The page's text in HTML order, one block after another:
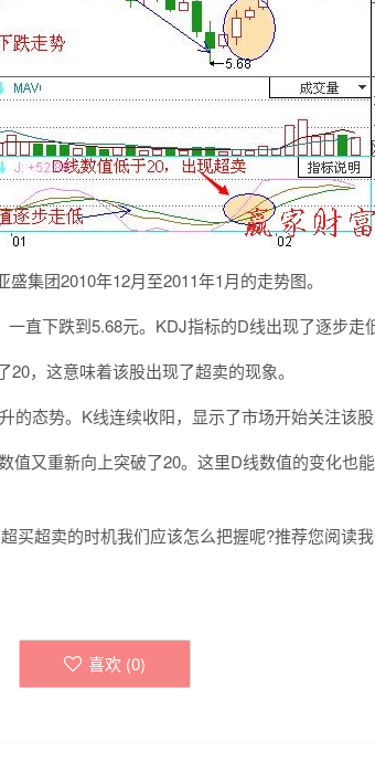
集团2010年12月至2011年1月的走势图。
下跌到5.68元。KDJ指标的D线出现了逐步走
，这意味着该股出现了超卖的现象。
态势。K线连续收阳，显示了市场开始关注该股
又重新向上突破了20。这里D线数值的变化也
超卖的时机我们应该怎么把握呢?推荐您阅读
喜欢 (0)